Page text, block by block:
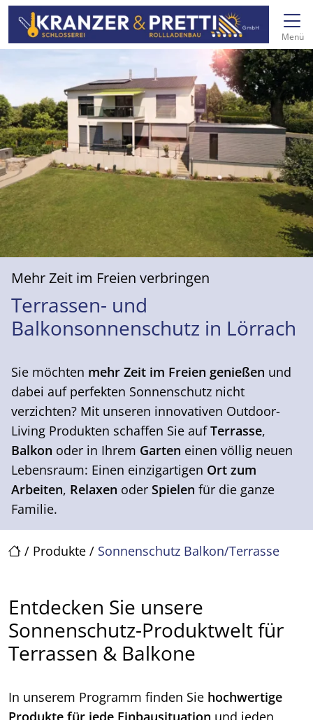
zur Top-Navigation
zur Hauptnavigation
Inhalt springen
zum Footer
Hauptnavigation
Menü
/ Produkte / Sonnenschutz Balkon/Terrasse
Mehr Zeit im Freien verbringen
Terrassen- und
Balkonsonnenschutz in Lörrach
Sie möchten mehr Zeit im Freien genießen und
dabei auf perfekten Sonnenschutz nicht
verzichten? Mit unseren innovativen Outdoor-
Living Produkten schaffen Sie aufTerrasse,
Balkon oder in Ihrem Garten einen völlig neuen
Lebensraum: Einen einzigartigen Ort zum
Arbeiten, Relaxen oder Spielen für die ganze
Familie.
Entdecken Sie unsere
Sonnenschutz-Produktwelt für
Terrassen & Balkone
In unserem Programm finden Sie hochwertige
Produkte für jede Einbausituation und jeden